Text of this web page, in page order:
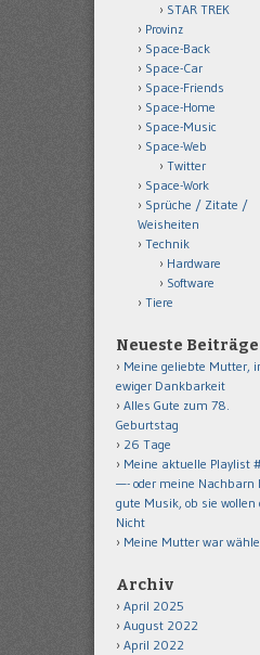
STAR TREK
Provinz
Space-Back
Space-Car
Space-Friends
Space-Home
Space-Music
Space-Web
Twitter
Space-Work
Sprüche / Zitate /
Weisheiten
Technik
Hardware
Software
Tiere
Neueste Beiträge
Meine geliebte Mutter,
ewiger Dankbarkeit
Alles Gute zum 78.
Geburtstag
26 Tage
Meine aktuelle Playlist
—- oder meine Nachbarn
gute Musik, ob sie wollen
Nicht
Meine Mutter war
Archiv
April 2025
August 2022
April 2022